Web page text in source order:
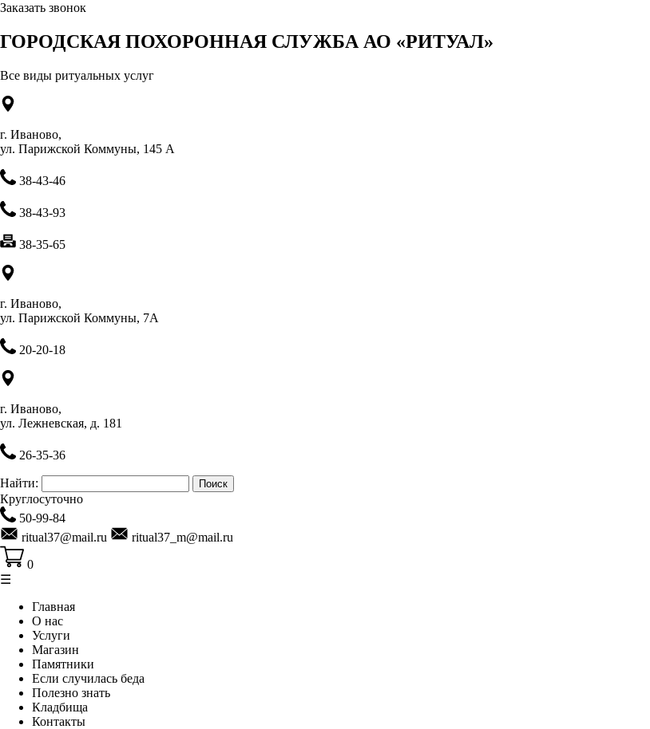
Заказать звонок
ГОРОДСКАЯ ПОХОРОННАЯ СЛУЖБА АО «РИТУАЛ»
Все виды ритуальных услуг
г. Иваново,
ул. Парижской Коммуны, 145 А
38-43-46
38-43-93
38-35-65
г. Иваново,
ул. Парижской Коммуны, 7А
20-20-18
г. Иваново,
ул. Лежневская, д. 181
26-35-36
Найти:
Круглосуточно
50-99-84
ritual37@mail.ru
ritual37_m@mail.ru
0
☰
Главная
О нас
Услуги
Магазин
Памятники
Если случилась беда
Полезно знать
Кладбища
Контакты